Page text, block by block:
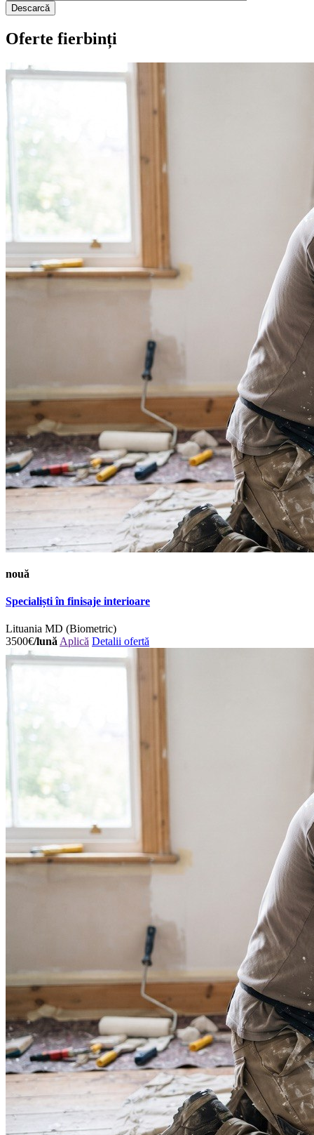
Descarcă
Oferte fierbinți
nouă
Specialiști în finisaje interioare
Lituania MD (Biometric)
3500€/lună Aplică Detalii ofertă